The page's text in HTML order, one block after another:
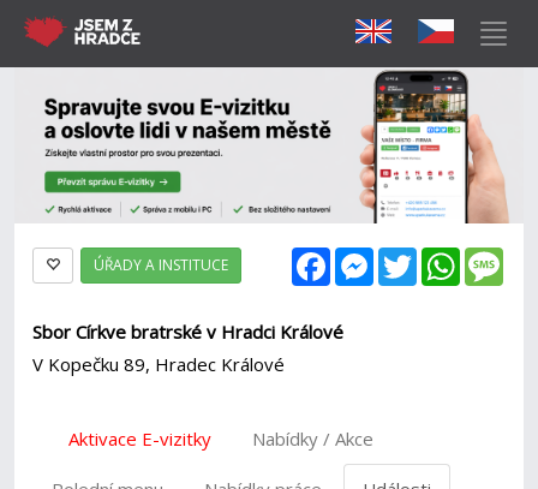
FacebookMessenger
Twitter
ÚŘADY A INSTITUCE
Sbor Církve bratrské v Hradci Králové
V Kopečku 89, Hradec Králové
Aktivace E-vizitky Nabídky / Akce